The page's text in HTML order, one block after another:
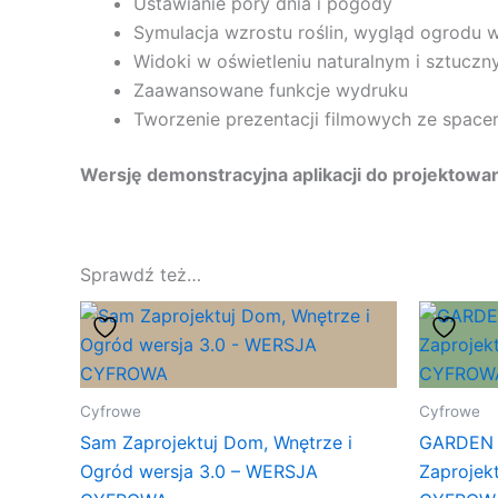
Symulacja wzrostu roślin, wygląd ogrodu
Widoki w oświetleniu naturalnym i
Zaawansowane funkcje wydruku
Tworzenie prezentacji filmowych ze
Wersję demonstracyjna aplikacji do
Sprawdź też…
Cyfrowe
Sam Zaprojektuj Dom, Wnętrze i
Ogród wersja 3.0 – WERSJA
Cyfrowe